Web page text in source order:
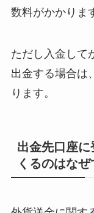
数料がかかりま
ただし入金して
出金する場合は
ります。
出金先口座
くるのはなぜ